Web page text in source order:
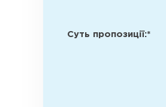
Суть пропозиції:*